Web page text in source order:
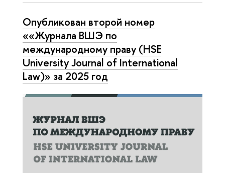
Опубликован второй номер
««Журнала ВШЭ по
международному праву (HSE
University Journal of International
Law)» за 2025 год